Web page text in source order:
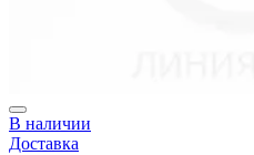
В наличии
Доставка